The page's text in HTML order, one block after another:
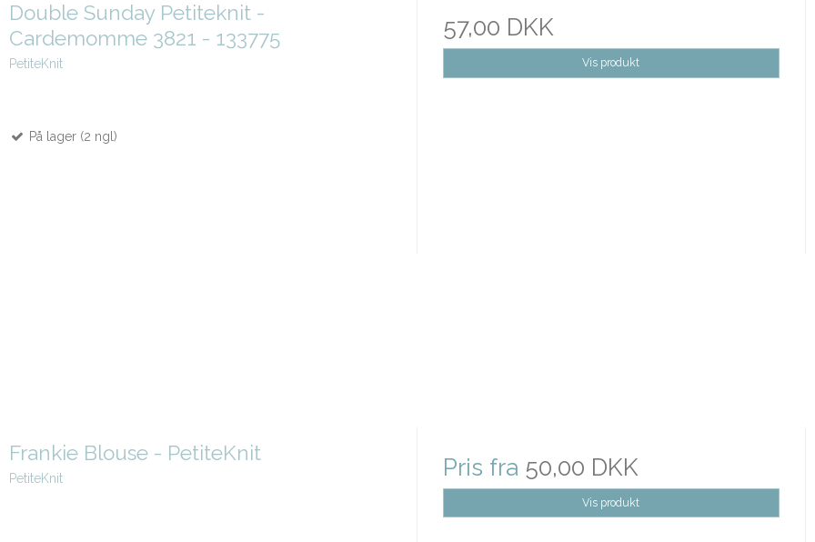
Double Sunday Petiteknit -
Cardemomme 3821 - 133775
PetiteKnit
På lager (2 ngl)
57,00 DKK
Vis produkt
Frankie Blouse - PetiteKnit
PetiteKnit Pris fra 50,00 DKK
Vis produkt